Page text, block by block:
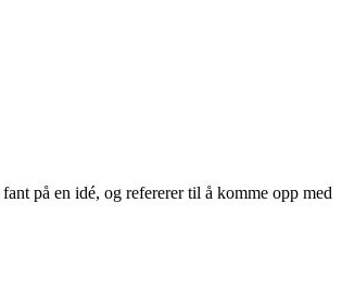
på en idé, og refererer til å komme opp med